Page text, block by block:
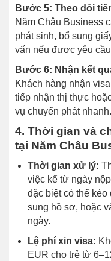
Bước 5: Theo dõi
Năm Châu Business
phát sinh, bổ sung
vấn nếu được yêu
Bước 6: Nhận kết
Khách hàng nhận
tiếp nhận thị thực
vụ chuyển phát nhanh.
4. Thời gian và
tại Năm Châu
Thời gian xử lý:
việc kể từ ngày
đặc biệt có thể
sung hồ sơ, hoặc
ngày.
Lệ phí xin visa:
EUR cho trẻ từ